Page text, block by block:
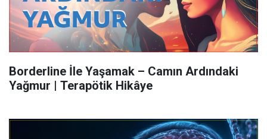
Borderline İle Yaşamak – Camın Ardındaki
Yağmur | Terapötik Hikâye